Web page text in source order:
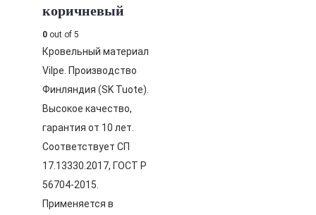
коричневый
0 out of 5
Кровельный материал
Vilpe. Производство
Финляндия (SK Tuote).
Высокое качество,
гарантия от 10 лет.
Соответствует СП
17.13330.2017, ГОСТ Р
56704-2015.
Применяется в